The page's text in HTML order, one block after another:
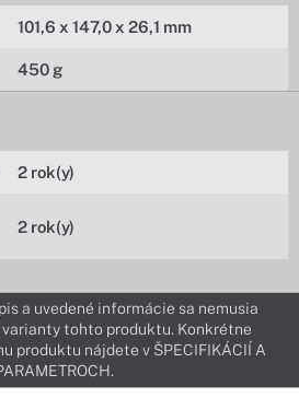
101,6 x 147,0 x 26,1 mm
450 g
2 rok(y)
2 rok(y)
a uvedené informácie sa nemusia
tohto produktu. Konkrétne
produktu nájdete v ŠPECIFIKÁCIÍ A